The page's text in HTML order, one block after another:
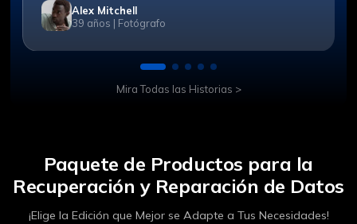
Alex Mitchell
39 años | Fotógrafo
Mira Todas las Historias >
Paquete de Productos para la
Recuperación y Reparación de Datos
¡Elige la Edición que Mejor se Adapte a Tus Necesidades!